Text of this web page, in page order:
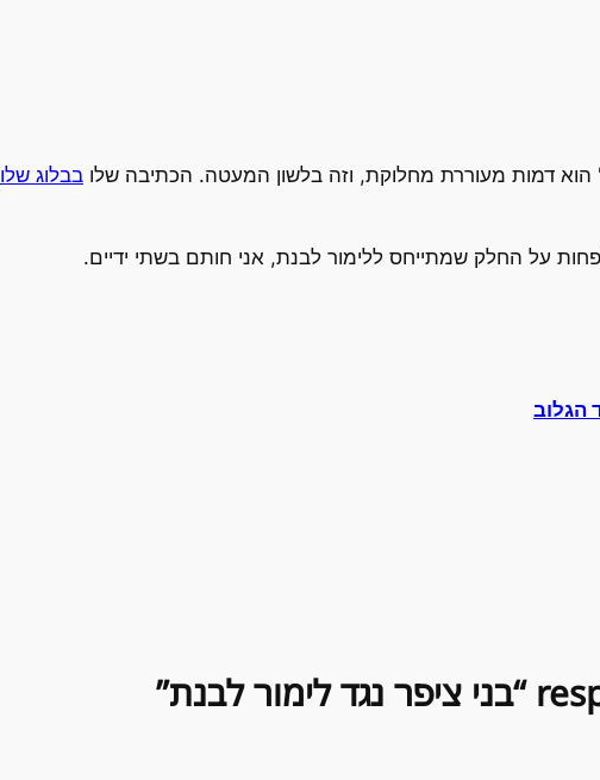
הוא דמות מעוררת מחלוקת, וזה בלשון המעטה. הכתיבה שלו בבלוג שלו
על החלק שמתייחס ללימור לבנת, אני חותם בשתי ידיים.
הגלוב